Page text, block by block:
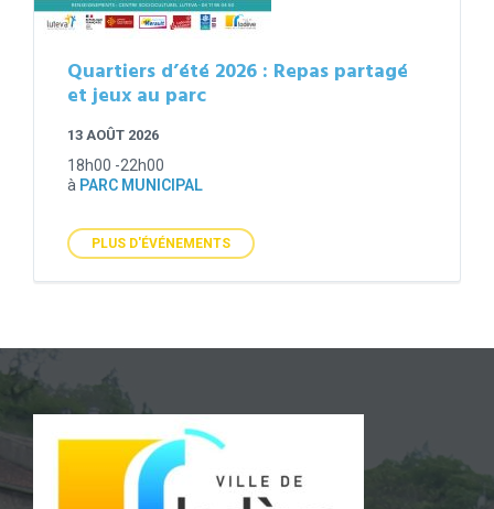
Quartiers d’été 2026 : Repas partagé
et jeux au parc
13 AOÛT 2026
18h00 -22h00
à PARC MUNICIPAL
PLUS D'ÉVÉNEMENTS